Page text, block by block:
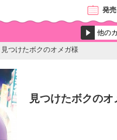
発売
見つけたボクのオメガ様
見つけたボクのオ